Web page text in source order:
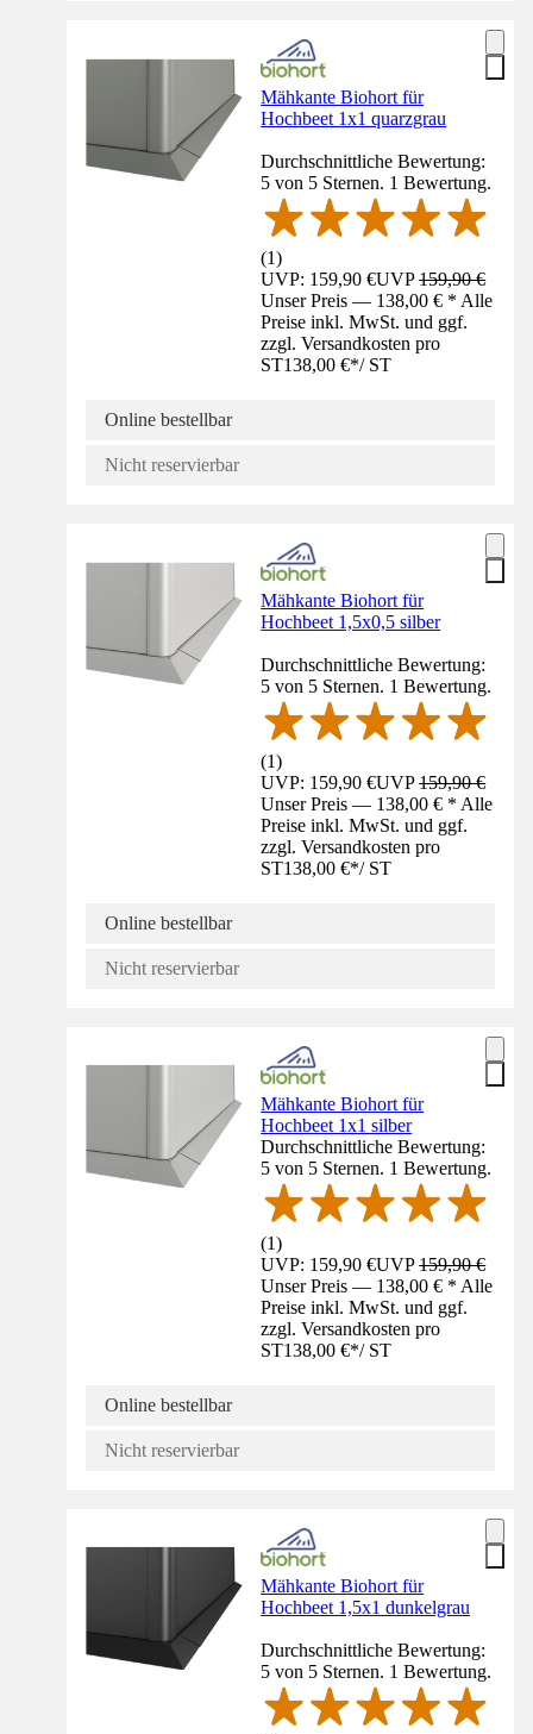
Mähkante Biohort für
Hochbeet 1x1 quarzgrau
Durchschnittliche Bewertung:
5 von 5 Sternen. 1 Bewertung.
(1)
UVP: 159,90 €UVP159,90 €
Unser Preis — 138,00 € * Alle
Preise inkl. MwSt. und ggf.
zzgl. Versandkosten pro
ST138,00 €*/ ST
Online bestellbar
Nicht reservierbar
Mähkante Biohort für
Hochbeet 1,5x0,5 silber
Durchschnittliche Bewertung:
5 von 5 Sternen. 1 Bewertung.
(1)
UVP: 159,90 €UVP159,90 €
Unser Preis — 138,00 € * Alle
Preise inkl. MwSt. und ggf.
zzgl. Versandkosten pro
ST138,00 €*/ ST
Online bestellbar
Nicht reservierbar
Mähkante Biohort für
Hochbeet 1x1 silber
Durchschnittliche Bewertung:
5 von 5 Sternen. 1 Bewertung.
(1)
UVP: 159,90 €UVP159,90 €
Unser Preis — 138,00 € * Alle
Preise inkl. MwSt. und ggf.
zzgl. Versandkosten pro
ST138,00 €*/ ST
Online bestellbar
Nicht reservierbar
Mähkante Biohort für
Hochbeet 1,5x1 dunkelgrau
Durchschnittliche Bewertung:
5 von 5 Sternen. 1 Bewertung.